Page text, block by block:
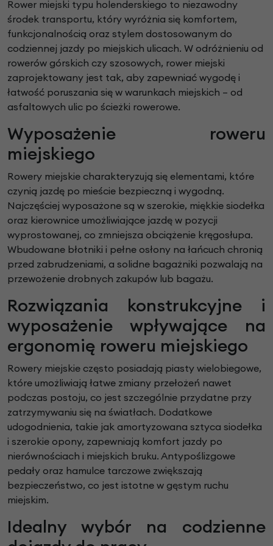
Rower miejski typu holenderskiego to niezawodny
środek transportu, który wyróżnia się komfortem,
funkcjonalnością oraz stylem dostosowanym do
codziennej jazdy po miejskich ulicach. W odróżnieniu od
rowerów górskich czy szosowych, rower miejski
zaprojektowany jest tak, aby zapewniać wygodę i
łatwość poruszania się w warunkach miejskich – od
asfaltowych ulic po ścieżki rowerowe.
Wyposażenie roweru
miejskiego
Rowery miejskie charakteryzują się elementami, które
czynią jazdę po mieście bezpieczną i wygodną.
Najczęściej wyposażone są w szerokie, miękkie siodełka
oraz kierownice umożliwiające jazdę w pozycji
wyprostowanej, co zmniejsza obciążenie kręgosłupa.
Wbudowane błotniki i pełne osłony na łańcuch chronią
przed zabrudzeniami, a solidne bagażniki pozwalają na
przewożenie drobnych zakupów lub bagażu.
Rozwiązania konstrukcyjne i
wyposażenie wpływające na
ergonomię roweru miejskiego
Rowery miejskie często posiadają piasty wielobiegowe,
które umożliwiają łatwe zmiany przełożeń nawet
podczas postoju, co jest szczególnie przydatne przy
zatrzymywaniu się na światłach. Dodatkowe
udogodnienia, takie jak amortyzowana sztyca siodełka
i szerokie opony, zapewniają komfort jazdy po
nierównościach i miejskich bruku. Antypoślizgowe
pedały oraz hamulce tarczowe zwiększają
bezpieczeństwo, co jest istotne w gęstym ruchu
miejskim.
Idealny wybór na codzienne